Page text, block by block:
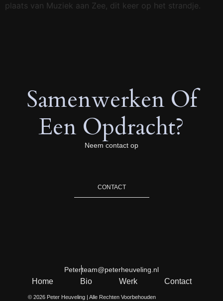
plaats van Muziek aan Zee, dit keer op het strandje.
Samenwerken Of
Een Opdracht?
Neem contact op
CONTACT
Peterteam@peterheuveling.nl
Home Bio Werk Contact
© 2026 Peter Heuveling | Alle Rechten Voorbehouden